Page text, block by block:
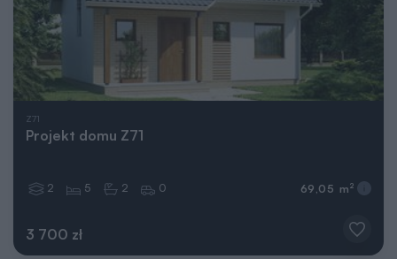
Z71
Projekt domu Z71
3 700 zł
2 5 2 0 69,05 m 2